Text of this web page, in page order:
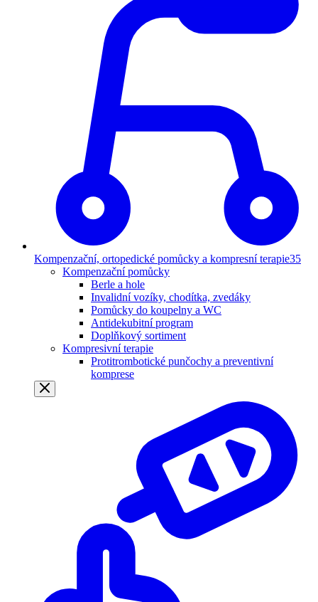
Kompenzační, ortopedické pomůcky a kompresní terapie35
Kompenzační pomůcky
Berle a hole
Invalidní vozíky, chodítka, zvedáky
Pomůcky do koupelny a WC
Antidekubitní program
Doplňkový sortiment
Kompresivní terapie
Protitrombotické punčochy a preventivní
komprese